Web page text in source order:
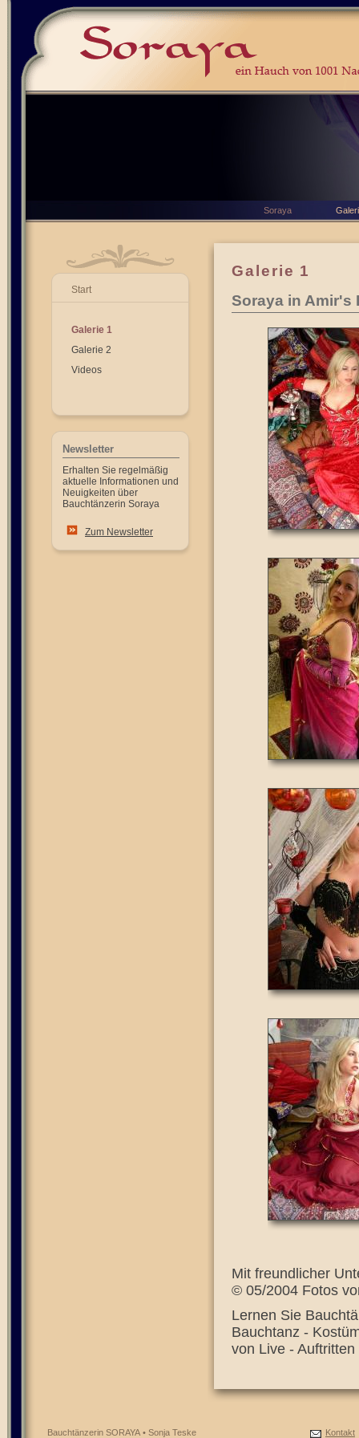
Start
Galerie 1
Galerie 2
Videos
Newsletter
Erhalten Sie regelmäßig
aktuelle Informationen und
Neuigkeiten über
Bauchtänzerin Soraya
Zum Newsletter
Galerie 1
Soraya in Amir's
Mit freundlicher
© 05/2004 Fotos
Lernen Sie
Bauchtanz -
von Live -
Bauchtänzerin SORAYA • Sonja Teske Kontakt
Soraya